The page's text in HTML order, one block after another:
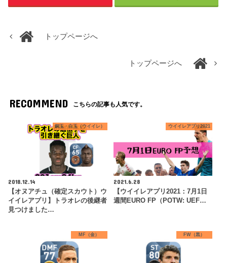
トップページへ
トップページへ
RECOMMEND こちらの記事も人気です。
銅玉・白玉（ウイイレ）
2018.12.14
【オヌアチュ（確定スカウト）ウ
イイレアプリ】トラオレの後継者
見つけました…
ウイイレアプリ2021
2021.6.28
【ウイイレアプリ2021：7月1日
週間EURO FP（POTW: UEF…
MF（金） FW（黒）